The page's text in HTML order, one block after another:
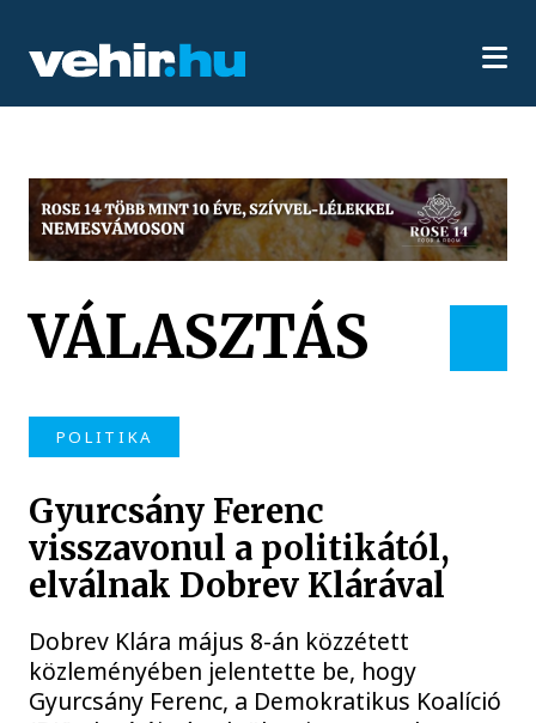
VÁLASZTÁS
POLITIKA
Gyurcsány Ferenc
visszavonul a politikától,
elválnak Dobrev Klárával
Dobrev Klára május 8-án közzétett
közleményében jelentette be, hogy
Gyurcsány Ferenc, a Demokratikus Koalíció